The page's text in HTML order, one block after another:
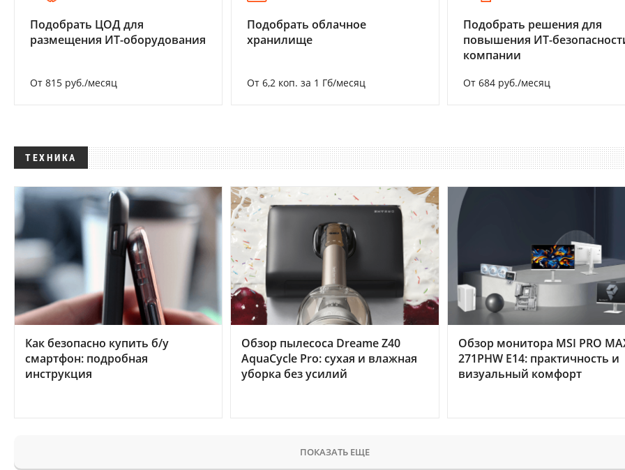
Подобрать ЦОД для
размещения ИТ-оборудования
От 815 руб./месяц
Подобрать облачное
хранилище
От 6,2 коп. за 1 Гб/месяц
Подобрать решения для
повышения ИТ-
компании
От 684 руб./месяц
ТЕХНИКА
Как безопасно купить б/у
смартфон: подробная
инструкция
Обзор пылесоса Dreame Z40
AquaCycle Pro: сухая и влажная
уборка без усилий
Обзор монитора MSI PRO
271PHW E14: практичность и
визуальный комфорт
ПОКАЗАТЬ ЕЩЕ